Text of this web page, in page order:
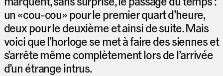
un «cou-cou» pour le premier quart d’heure,
deux pour le deuxième et ainsi de suite. Mais
voici que l’horloge se met à faire des siennes et
s’arrête même complètement lors de l’arrivée
d’un étrange intrus.